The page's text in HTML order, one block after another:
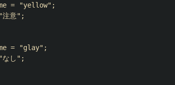
= "yellow" ;
"注意" ;
= "glay" ;
"なし" ;